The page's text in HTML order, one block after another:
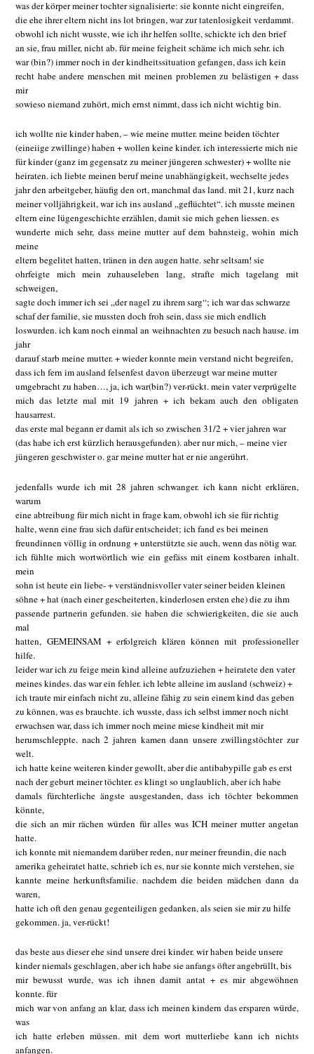
was der körper meiner tochter signalisierte: sie konnte nicht eingreifen,
die ehe ihrer eltern nicht ins lot bringen, war zur tatenlosigkeit verdammt.
obwohl ich nicht wusste, wie ich ihr helfen sollte, schickte ich den brief
an sie, frau miller, nicht ab. für meine feigheit schäme ich mich sehr. ich
war (bin?) immer noch in der kindheitssituation gefangen, dass ich kein
recht habe andere menschen mit meinen problemen zu belästigen + dass
mir
sowieso niemand zuhört, mich ernst nimmt, dass ich nicht wichtig bin.
ich wollte nie kinder haben, – wie meine mutter. meine beiden töchter
(eineiige zwillinge) haben + wollen keine kinder. ich interessierte mich nie
für kinder (ganz im gegensatz zu meiner jüngeren schwester) + wollte nie
heiraten. ich liebte meinen beruf meine unabhängigkeit, wechselte jedes
jahr den arbeitgeber, häufig den ort, manchmal das land. mit 21, kurz nach
meiner volljährigkeit, war ich ins ausland „geflüchtet“. ich musste meinen
eltern eine lügengeschichte erzählen, damit sie mich gehen liessen. es
wunderte mich sehr, dass meine mutter auf dem bahnsteig, wohin mich
meine
eltern begelitet hatten, tränen in den augen hatte. sehr seltsam! sie
ohrfeigte mich mein zuhauseleben lang, strafte mich tagelang mit
schweigen,
sagte doch immer ich sei „der nagel zu ihrem sarg“; ich war das schwarze
schaf der familie, sie mussten doch froh sein, dass sie mich endlich
loswurden. ich kam noch einmal an weihnachten zu besuch nach hause. im
jahr
darauf starb meine mutter. + wieder konnte mein verstand nicht begreifen,
dass ich fern im ausland felsenfest davon überzeugt war meine mutter
umgebracht zu haben…, ja, ich war(bin?) ver-rückt. mein vater verprügelte
mich das letzte mal mit 19 jahren + ich bekam auch den obligaten
hausarrest.
das erste mal begann er damit als ich so zwischen 31/2 + vier jahren war
(das habe ich erst kürzlich herausgefunden). aber nur mich, – meine vier
jüngeren geschwister o. gar meine mutter hat er nie angerührt.
jedenfalls wurde ich mit 28 jahren schwanger. ich kann nicht erklären,
warum
eine abtreibung für mich nicht in frage kam, obwohl ich sie für richtig
halte, wenn eine frau sich dafür entscheidet; ich fand es bei meinen
freundinnen völlig in ordnung + unterstützte sie auch, wenn das nötig war.
ich fühlte mich wortwörtlich wie ein gefäss mit einem kostbaren inhalt.
mein
sohn ist heute ein liebe- + verständnisvoller vater seiner beiden kleinen
söhne + hat (nach einer gescheiterten, kinderlosen ersten ehe) die zu ihm
passende partnerin gefunden. sie haben die schwierigkeiten, die sie auch
mal
hatten, GEMEINSAM + erfolgreich klären können mit professioneller
hilfe.
leider war ich zu feige mein kind alleine aufzuziehen + heiratete den vater
meines kindes. das war ein fehler. ich lebte alleine im ausland (schweiz) +
ich traute mir einfach nicht zu, alleine fähig zu sein einem kind das geben
zu können, was es brauchte. ich wusste, dass ich selbst immer noch nicht
erwachsen war, dass ich immer noch meine miese kindheit mit mir
herumschleppte. nach 2 jahren kamen dann unsere zwillingstöchter zur
welt.
ich hatte keine weiteren kinder gewollt, aber die antibabypille gab es erst
nach der geburt meiner töchter. es klingt so unglaublich, aber ich habe
damals fürchterliche ängste ausgestanden, dass ich töchter bekommen
könnte,
die sich an mir rächen würden für alles was ICH meiner mutter angetan
hatte.
ich konnte mit niemandem darüber reden, nur meiner freundin, die nach
amerika geheiratet hatte, schrieb ich es, nur sie konnte mich verstehen, sie
kannte meine herkunftsfamilie. nachdem die beiden mädchen dann da
waren,
hatte ich oft den genau gegenteiligen gedanken, als seien sie mir zu hilfe
gekommen. ja, ver-rückt!
das beste aus dieser ehe sind unsere drei kinder. wir haben beide unsere
kinder niemals geschlagen, aber ich habe sie anfangs öfter angebrüllt, bis
mir bewusst wurde, was ich ihnen damit antat + es mir abgewöhnen
konnte. für
mich war von anfang an klar, dass ich meinen kindern das ersparen würde,
was
ich hatte erleben müssen. mit dem wort mutterliebe kann ich nichts
anfangen.